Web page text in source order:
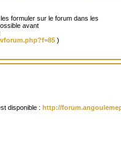
formuler sur le forum dans les
avant
)
disponible : http://